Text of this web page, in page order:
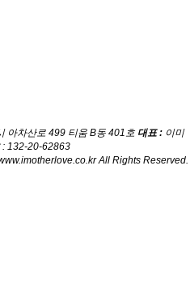
아차산로 499 티움 B동 401호 대표 : 이미
: 132-20-62863
All Rights Reserved.